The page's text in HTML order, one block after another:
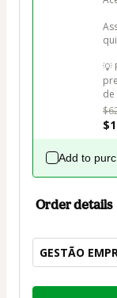
💡
de
Add to
Order details
GESTÃO
Total